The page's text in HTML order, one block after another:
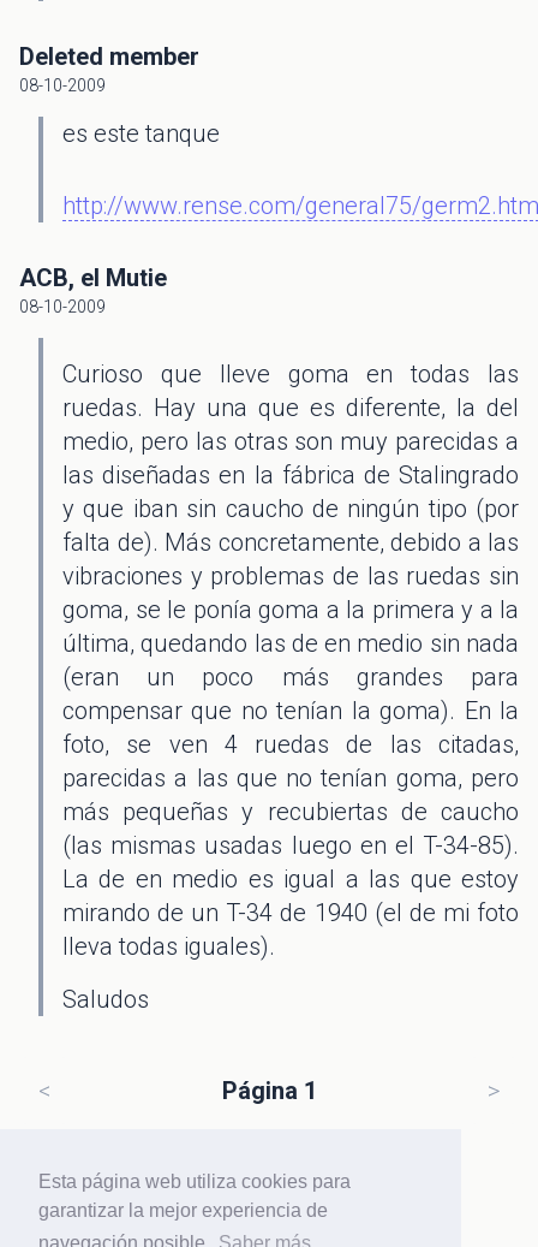
Esta página web utiliza cookies para
garantizar la mejor experiencia de
Deleted member
08-10-2009
es este tanque
http://www.rense.com/general75/germ2.htm
ACB, el Mutie
08-10-2009
Curioso que lleve goma en todas las
ruedas. Hay una que es diferente, la del
medio, pero las otras son muy parecidas a
las diseñadas en la fábrica de Stalingrado
y que iban sin caucho de ningún tipo (por
falta de). Más concretamente, debido a las
vibraciones y problemas de las ruedas sin
goma, se le ponía goma a la primera y a la
última, quedando las de en medio sin nada
(eran un poco más grandes para
compensar que no tenían la goma). En la
foto, se ven 4 ruedas de las citadas,
parecidas a las que no tenían goma, pero
más pequeñas y recubiertas de caucho
(las mismas usadas luego en el T-34-85).
La de en medio es igual a las que estoy
mirando de un T-34 de 1940 (el de mi foto
lleva todas iguales).
Saludos
< Página 1 >
Hazlogino regístrate para participar